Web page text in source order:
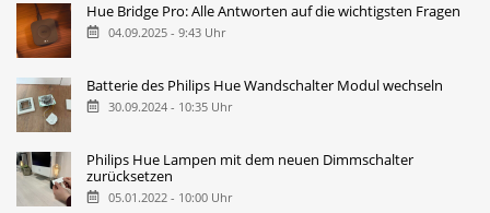
Hue Bridge Pro: Alle Antworten auf die wichtigsten Fragen
04.09.2025 - 9:43 Uhr
Batterie des Philips Hue Wandschalter Modul wechseln
30.09.2024 - 10:35 Uhr
Philips Hue Lampen mit dem neuen Dimmschalter
zurücksetzen
05.01.2022 - 10:00 Uhr